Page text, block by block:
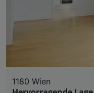
1180 Wien